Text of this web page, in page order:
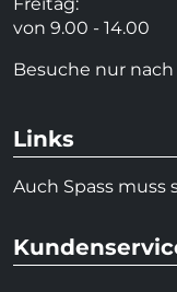
Freitag:
von 9.00 - 14.00
Besuche nur
Links
Auch Spass muss